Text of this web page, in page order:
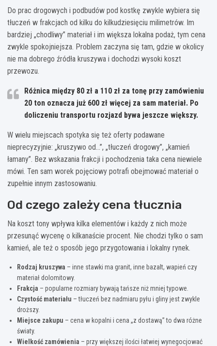
Do prac drogowych i podbudów pod kostkę zwykle wybiera się
tłuczeń w frakcjach od kilku do kilkudziesięciu milimetrów. Im
bardziej „chodliwy” materiał i im większa lokalna podaż, tym cena
zwykle spokojniejsza. Problem zaczyna się tam, gdzie w okolicy
nie ma dobrego źródła kruszywa i dochodzi wysoki koszt
przewozu.
Różnica między 80 zł a 110 zł za tonę przy zamówieniu
20 ton oznacza już 600 zł więcej za sam materiał. Po
doliczeniu transportu rozjazd bywa jeszcze większy.
W wielu miejscach spotyka się też oferty podawane
nieprecyzyjnie: „kruszywo od…”, „tłuczeń drogowy”, „kamień
łamany”. Bez wskazania frakcji i pochodzenia taka cena niewiele
mówi. Ten sam worek pojęciowy potrafi obejmować materiał o
zupełnie innym zastosowaniu.
Od czego zależy cena tłucznia
Na koszt tony wpływa kilka elementów i każdy z nich może
przesunąć wycenę o kilkanaście procent. Nie chodzi tylko o sam
kamień, ale też o sposób jego przygotowania i lokalny rynek.
Rodzaj kruszywa – inne stawki ma granit, inne bazalt, wapień czy
materiał dolomitowy.
Frakcja – popularne rozmiary bywają tańsze niż mniej typowe.
Czystość materiału – tłuczeń bez nadmiaru pyłu i gliny jest zwykle
droższy.
Miejsce zakupu – cena w kopalni i cena „z dostawą” to dwa różne
światy.
Wielkość zamówienia – przy większej ilości łatwiej wynegocjować